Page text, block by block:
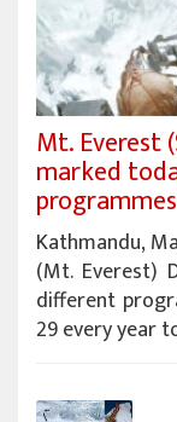
Mt. Everest
marked
programmes
Kathmandu,
(Mt. Everest)
different
29 every year